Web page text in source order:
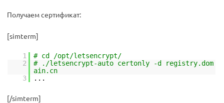
Получаем сертификат:
[simterm]
1
# cd /opt/letsencrypt/
2
# ./letsencrypt-auto certonly -d registry.dom
ain.cn
3
...
[/simterm]